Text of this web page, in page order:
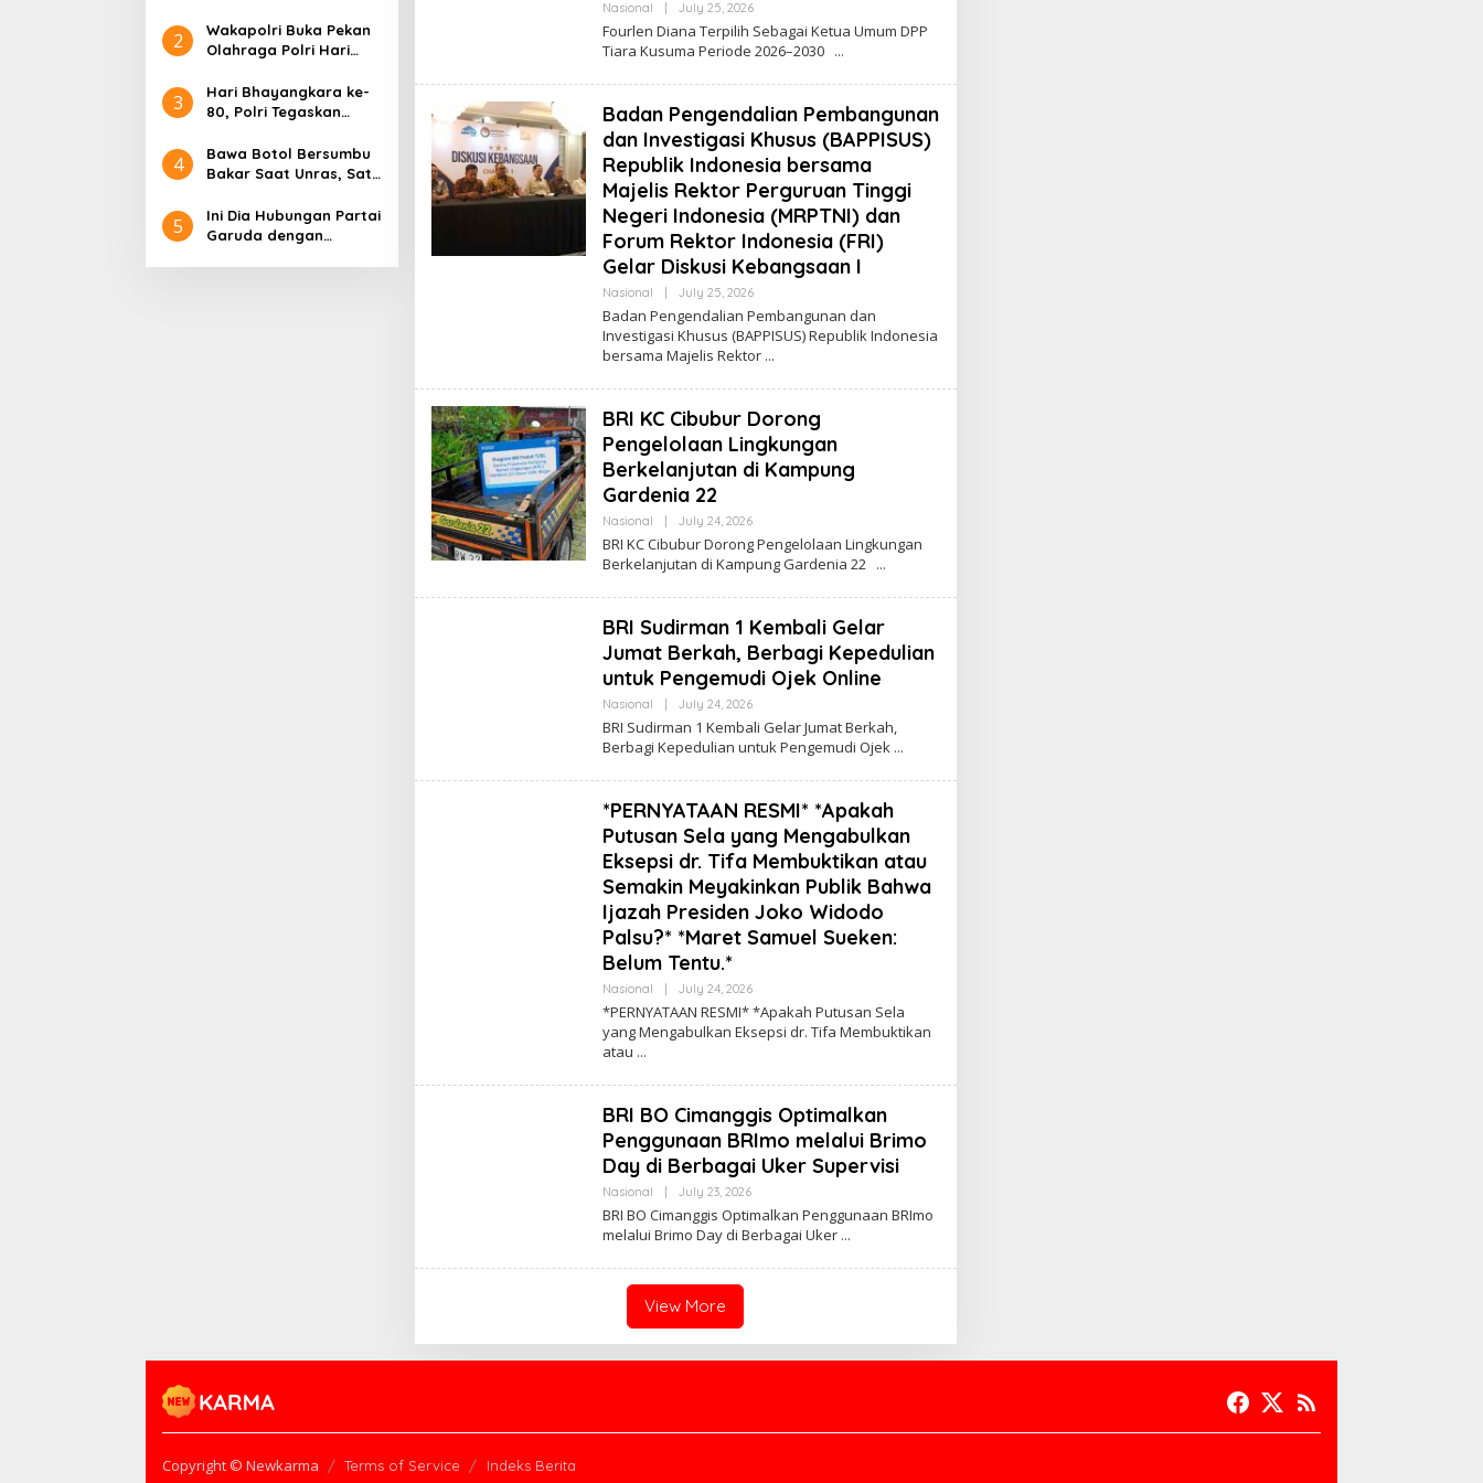
pemangku
kepentingan
mewujudkan
sistem peradilan
modern,
profesional,
akuntabel, dan
berkeadilan.
Kembali Beroperasi
2
Wakapolri Buka Pekan
Olahraga Polri Hari
Tegaskan Semangat
“Polri untuk
3
Hari Bhayangkara ke-
80, Polri Tegaskan
Berkelanjutan untuk
Hadir dan Mengabdi
4
Bawa Botol Bersumbu
Bakar Saat Unras, Satu
Tersangka oleh Polda
Metro Jaya
5
Ini Dia Hubungan Partai
Garuda dengan
Nasional | July 25, 2026B
Y
A
D
I
Fourlen Diana Terpilih Sebagai Ketua Umum DPP
Tiara Kusuma Periode 2026–2030
Badan Pengendalian Pembangunan
dan Investigasi Khusus (BAPPISUS)
Republik Indonesia bersama
Majelis Rektor Perguruan Tinggi
Negeri Indonesia (MRPTNI) dan
Forum Rektor Indonesia (FRI)
Gelar Diskusi Kebangsaan I
Nasional | July 25, 2026B
Y
A
D
M
N
Badan Pengendalian Pembangunan dan
Investigasi Khusus (BAPPISUS) Republik Indonesia
bersama Majelis Rektor
BRI KC Cibubur Dorong
Pengelolaan Lingkungan
Berkelanjutan di Kampung
Gardenia 22
Nasional | July 24, 2026B
Y
A
D
I
BRI KC Cibubur Dorong Pengelolaan Lingkungan
Berkelanjutan di Kampung Gardenia 22
BRI Sudirman 1 Kembali Gelar
Jumat Berkah, Berbagi Kepedulian
untuk Pengemudi Ojek Online
Nasional | July 24, 2026B
Y
A
D
I
BRI Sudirman 1 Kembali Gelar Jumat Berkah,
Berbagi Kepedulian untuk Pengemudi Ojek
*PERNYATAAN RESMI* *Apakah
Putusan Sela yang Mengabulkan
Eksepsi dr. Tifa Membuktikan atau
Semakin Meyakinkan Publik Bahwa
Ijazah Presiden Joko Widodo
Palsu?* *Maret Samuel Sueken:
Belum Tentu.*
Nasional | July 24, 2026B
Y
D
N
*PERNYATAAN RESMI* *Apakah Putusan Sela
yang Mengabulkan Eksepsi dr. Tifa Membuktikan
atau
BRI BO Cimanggis Optimalkan
Penggunaan BRImo melalui Brimo
Day di Berbagai Uker Supervisi
Nasional | July 23, 2026B
A
D
I
BRI BO Cimanggis Optimalkan Penggunaan BRImo
melalui Brimo Day di Berbagai Uker
View More
Copyright © Newkarma Terms of Service Indeks Berita